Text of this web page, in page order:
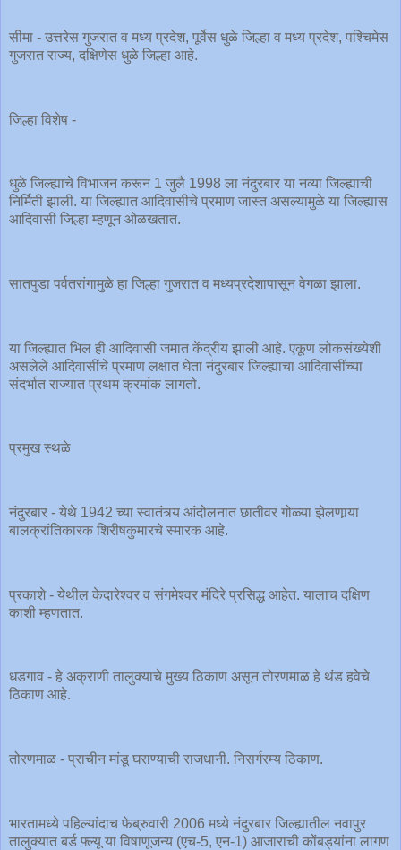
सीमा - उत्तरेस गुजरात व मध्य प्रदेश, पूर्वेस धुळे जिल्हा व मध्य प्रदेश, पश्चिमेस
गुजरात राज्य, दक्षिणेस धुळे जिल्हा आहे.
जिल्हा विशेष -
धुळे जिल्ह्याचे विभाजन करून 1 जुलै 1998 ला नंदुरबार या नव्या जिल्ह्याची
निर्मिती झाली. या जिल्ह्यात आदिवासीचे प्रमाण जास्त असल्यामुळे या जिल्ह्यास
आदिवासी जिल्हा म्हणून ओळखतात.
सातपुडा पर्वतरांगामुळे हा जिल्हा गुजरात व मध्यप्रदेशापासून वेगळा झाला.
या जिल्ह्यात भिल ही आदिवासी जमात केंद्रीय झाली आहे. एकूण लोकसंख्येशी
असलेले आदिवासींचे प्रमाण लक्षात घेता नंदुरबार जिल्ह्याचा आदिवासींच्या
संदर्भात राज्यात प्रथम क्रमांक लागतो.
प्रमुख स्थळे
नंदुरबार - येथे 1942 च्या स्वातंत्र्य आंदोलनात छातीवर गोळ्या झेलणार्‍या
बालक्रांतिकारक शिरीषकुमारचे स्मारक आहे.
प्रकाशे - येथील केदारेश्वर व संगमेश्वर मंदिरे प्रसिद्ध आहेत. यालाच दक्षिण
काशी म्हणतात.
धडगाव - हे अक्राणी तालुक्याचे मुख्य ठिकाण असून तोरणमाळ हे थंड हवेचे
ठिकाण आहे.
तोरणमाळ - प्राचीन मांडू घराण्याची राजधानी. निसर्गरम्य ठिकाण.
भारतामध्ये पहिल्यांदाच फेब्रुवारी 2006 मध्ये नंदुरबार जिल्ह्यातील नवापुर
तालुक्यात बर्ड फ्ल्यू या विषाणूजन्य (एच-5, एन-1) आजाराची कोंबड्यांना लागण